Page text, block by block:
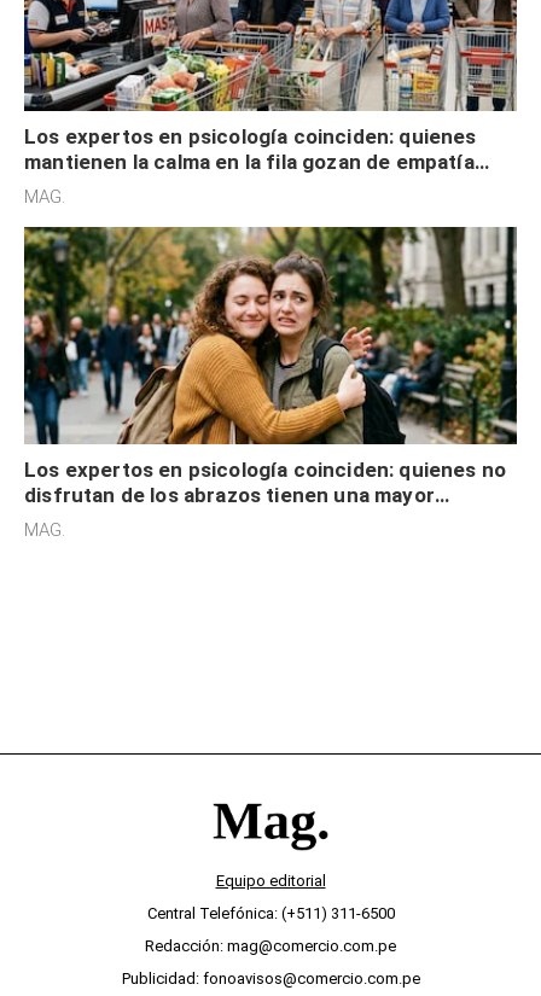
Los expertos en psicología coinciden: quienes
mantienen la calma en la fila gozan de empatía
cognitiva, gratitud y no solo tienen autocontrol
MAG.
Los expertos en psicología coinciden: quienes no
disfrutan de los abrazos tienen una mayor
sensibilidad a los estímulos físicos y no es por
MAG.
Equipo editorial
Central Telefónica: (+511) 311-6500
Redacción: mag@comercio.com.pe
Publicidad: fonoavisos@comercio.com.pe